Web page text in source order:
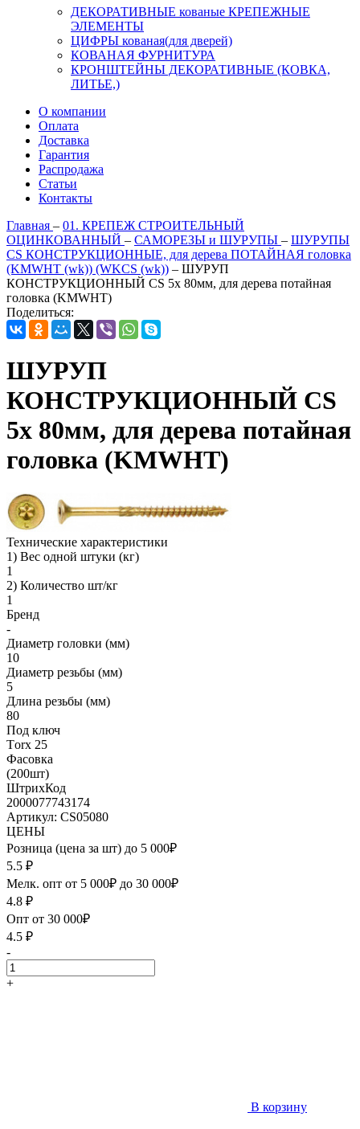
ДЕКОРАТИВНЫЕ кованые КРЕПЕЖНЫЕ
ЭЛЕМЕНТЫ
ЦИФРЫ кованая(для дверей)
КОВАНАЯ ФУРНИТУРА
КРОНШТЕЙНЫ ДЕКОРАТИВНЫЕ (КОВКА,
ЛИТЬЕ,)
О компании
Оплата
Доставка
Гарантия
Распродажа
Статьи
Контакты
Главная – 01. КРЕПЕЖ СТРОИТЕЛЬНЫЙ
ОЦИНКОВАННЫЙ – САМОРЕЗЫ и ШУРУПЫ – ШУРУПЫ
CS КОНСТРУКЦИОННЫЕ, для дерева ПОТАЙНАЯ головка
(KMWHT (wk)) (WKCS (wk)) – ШУРУП
КОНСТРУКЦИОННЫЙ CS 5х 80мм, для дерева потайная
головка (KMWHT)
Поделиться:
ШУРУП
КОНСТРУКЦИОННЫЙ CS
5х 80мм, для дерева потайная
головка (KMWHT)
Технические характеристики
1) Вес одной штуки (кг)
1
2) Количество шт/кг
1
Бренд
-
Диаметр головки (мм)
10
Диаметр резьбы (мм)
5
Длина резьбы (мм)
80
Под ключ
Тorx 25
Фасовка
(200шт)
ШтрихКод
2000077743174
Артикул: CS05080
ЦЕНЫ
Розница (цена за шт) до 5 000₽
5.5 ₽
Мелк. опт от 5 000₽ до 30 000₽
4.8 ₽
Опт от 30 000₽
4.5 ₽
-
+
В корзину